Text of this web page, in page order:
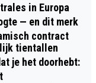
in Europa
— en dit merk
contract
tientallen
je het doorhebt: